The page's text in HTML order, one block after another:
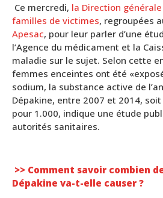
Ce mercredi, la Direction
familles de victimes, regroupées
Apesac, pour leur parler d’une
l’Agence du médicament et la
maladie sur le sujet. Selon cette
femmes enceintes ont été
sodium, la substance active de
Dépakine, entre 2007 et 2014,
pour 1.000, indique une étude
autorités sanitaires.
>> Comment savoir combien
Dépakine va-t-elle causer ?